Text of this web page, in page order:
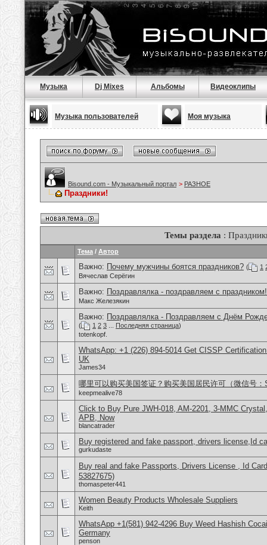
Музыка Dj Mixes Альбомы Видеоклипы
Музыка пользователей Моя музыка
Bisound.com - Музыкальный портал > РАЗНОЕ
Праздники!
Темы раздела :
Тема / Автор
Важно: Почему мужчины боятся праздников? ( 1
Вячеслав Серёгин
Важно: Поздравлялка - поздравляем с праздником!
Макс Железякин
Важно: Поздравлялка - Поздравляем с Днём
( 1 2 3 Последняя страница)
totenkopf.
WhatsApp: +1 (226) 894-5014​ Get CISSP
UK
James34
哪里可以购买美国签证？购买美国居民许可（微信号：
keepmealive78
Click to Buy Pure JWH-018, AM-2201, 3-MMC
APB, Now
blancatrader
Buy registered and fake passport, drivers license,Id
gurkudaste
Buy real and fake Passports, Drivers License , Id
53827675)
thomaspeter441
Women Beauty Products Wholesale Suppliers
Keith
WhatsApp +1(581) 942-4296 Buy Weed Hashish
Germany
penson